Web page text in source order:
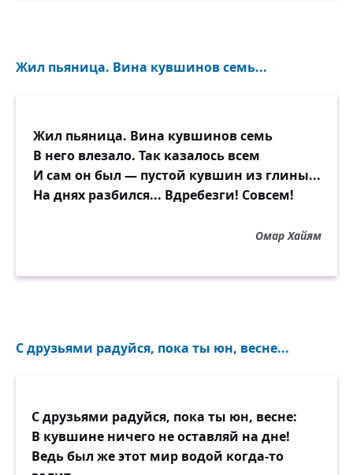
Жил пьяница. Вина кувшинов семь...
Жил пьяница. Вина кувшинов семь
В него влезало. Так казалось всем
И сам он был — пустой кувшин из глины...
На днях разбился... Вдребезги! Совсем!
Омар Хайям
С друзьями радуйся, пока ты юн, весне...
С друзьями радуйся, пока ты юн, весне:
В кувшине ничего не оставляй на дне!
Ведь был же этот мир водой когда-то